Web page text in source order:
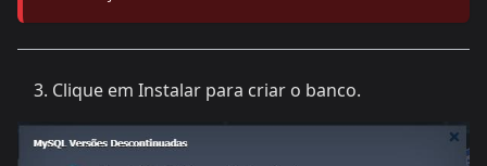
Clique em Instalar para criar o banco.